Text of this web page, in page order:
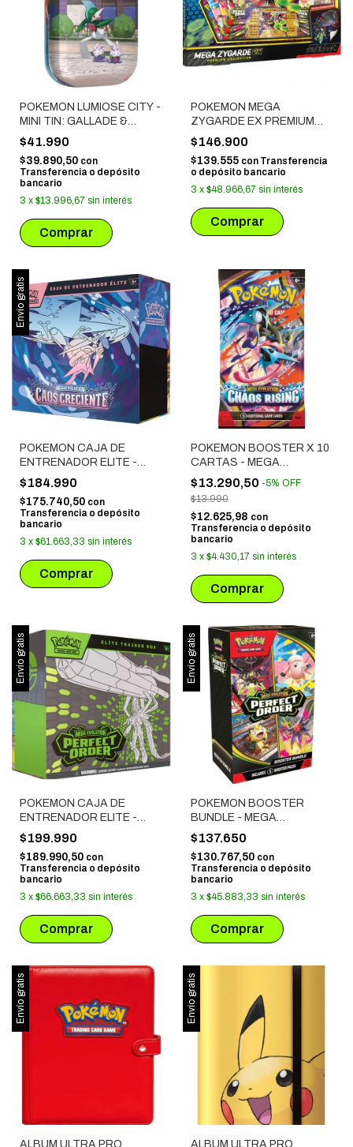
POKEMON LUMIOSE CITY -
MINI TIN: GALLADE &
GOOMY
$41.990
$39.890,50 con
Transferencia o depósito
bancario
3 x $13.996,67 sin interés
POKEMON MEGA
ZYGARDE EX PREMIUM
COLLECTION
$146.900
$139.555 con Transferencia
o depósito bancario
3 x $48.966,67 sin interés
Envío gratis
POKEMON CAJA DE
ENTRENADOR ELITE -
MEGAEVOLUCUION: CAOS
CRECIENTE
$184.990
$175.740,50 con
Transferencia o depósito
bancario
3 x $61.663,33 sin interés
POKEMON BOOSTER X 10
CARTAS - MEGA
EVOLUTION: CHAOS
RISING
$13.290,50 -5% OFF
$13.990
$12.625,98 con
Transferencia o depósito
bancario
3 x $4.430,17 sin interés
Envío gratis
POKEMON CAJA DE
ENTRENADOR ELITE -
MEGAEVOLUCION:
EQUILIBRIO PERFECTO
$199.990
$189.990,50 con
Transferencia o depósito
bancario
3 x $66.663,33 sin interés
Envío gratis
POKEMON BOOSTER
BUNDLE - MEGA
EVOLUTION: PERFECT
ORDER
$137.650
$130.767,50 con
Transferencia o depósito
bancario
3 x $45.883,33 sin interés
Envío gratis
ALBUM ULTRA PRO
Envío gratis
ALBUM ULTRA PRO